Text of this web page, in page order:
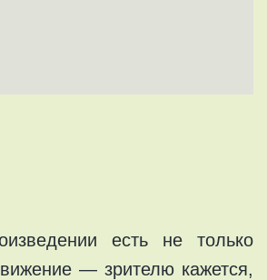
есть не только
— зрителю кажется,